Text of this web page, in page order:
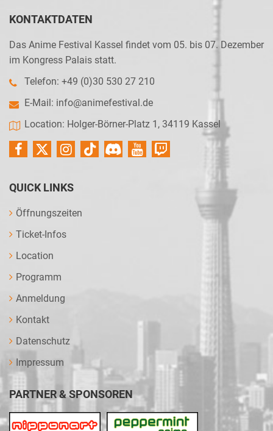
KONTAKTDATEN
Das Anime Festival Kassel findet vom 05. bis 07. Dezember
im Kongress Palais statt.
Telefon: +49 (0)30 530 27 210
E-Mail: info@animefestival.de
Location: Holger-Börner-Platz 1, 34119 Kassel
QUICK LINKS
Öffnungszeiten
Ticket-Infos
Location
Programm
Anmeldung
Kontakt
Datenschutz
Impressum
PARTNER & SPONSOREN